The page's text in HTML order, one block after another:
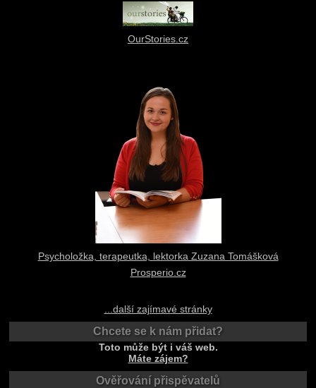
OurStories.cz
Psycholožka, terapeutka, lektorka Zuzana Tomášková
Prosperio.cz
...další zajímavé stránky
Chcete se k nám přidat?
Toto může být i váš web.
Máte zájem?
Ověřování přispěvatelů